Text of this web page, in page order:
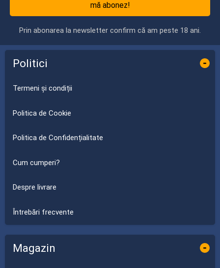
mă abonez!
Prin abonarea la newsletter confirm că am peste 18 ani.
Politici -
Termeni și condiții
Politica de Cookie
Politica de Confidențialitate
Cum cumperi?
Despre livrare
Întrebări frecvente
Magazin -